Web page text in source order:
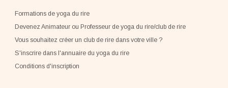
Formations de yoga du rire
Devenez Animateur ou Professeur de yoga du rire/club de rire
Vous souhaitez créer un club de rire dans votre ville ?
S'inscrire dans l'annuaire du yoga du rire
Conditions d'inscription